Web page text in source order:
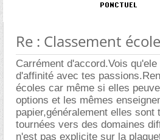
Re : Classement
Carrément d'accord.Vois
d'affinité avec tes
écoles car même si elles
options et les mêmes
papier,généralement elles sont
tournées vers des domaines
n'est pas explicite sur la